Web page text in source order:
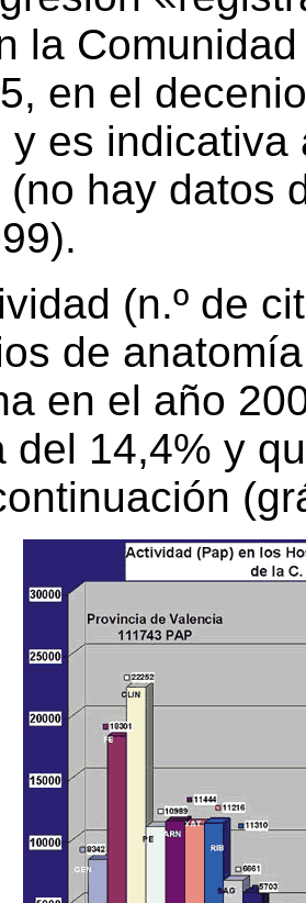
la
en el
y es
hay datos
(n.º de
de
en el año
del 14,4% y